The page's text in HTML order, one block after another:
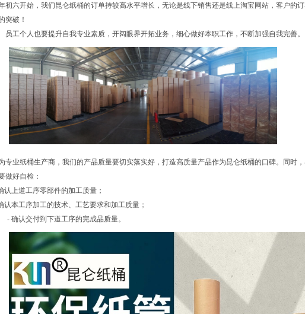
初六开始，我们昆仑纸桶的订单持较高水平增长，无论是线下销售还是线上淘宝网站，客户的
突破！
员工个人也要提升自我专业素质，开阔眼界开拓业务，细心做好本职工作，不断加强自我完善。
专业纸桶生产商，我们的产品质量要切实落实好，打造高质量产品作为昆仑纸桶的口碑。同时
做好自检：
认上道工序零部件的加工质量；
认本工序加工的技术、工艺要求和加工质量；
- 确认交付到下道工序的完成品质量。